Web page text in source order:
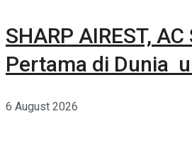
SHARP AIREST,
Pertama di Dunia
6 August 2026